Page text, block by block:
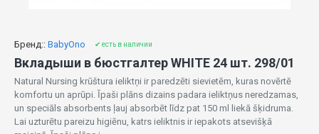
Бренд:: BabyOno ✔ есть в наличии
Вкладыши в бюстгалтер WHITE 24 шт. 298/01
Natural Nursing krūštura ieliktņi ir paredzēti sievietēm, kuras novērtē
komfortu un aprūpi. Īpaši plāns dizains padara ieliktņus neredzamas,
un speciāls absorbents ļauj absorbēt līdz pat 150 ml liekā šķidruma.
Lai uzturētu pareizu higiēnu, katrs ieliktnis ir iepakots atsevišķā